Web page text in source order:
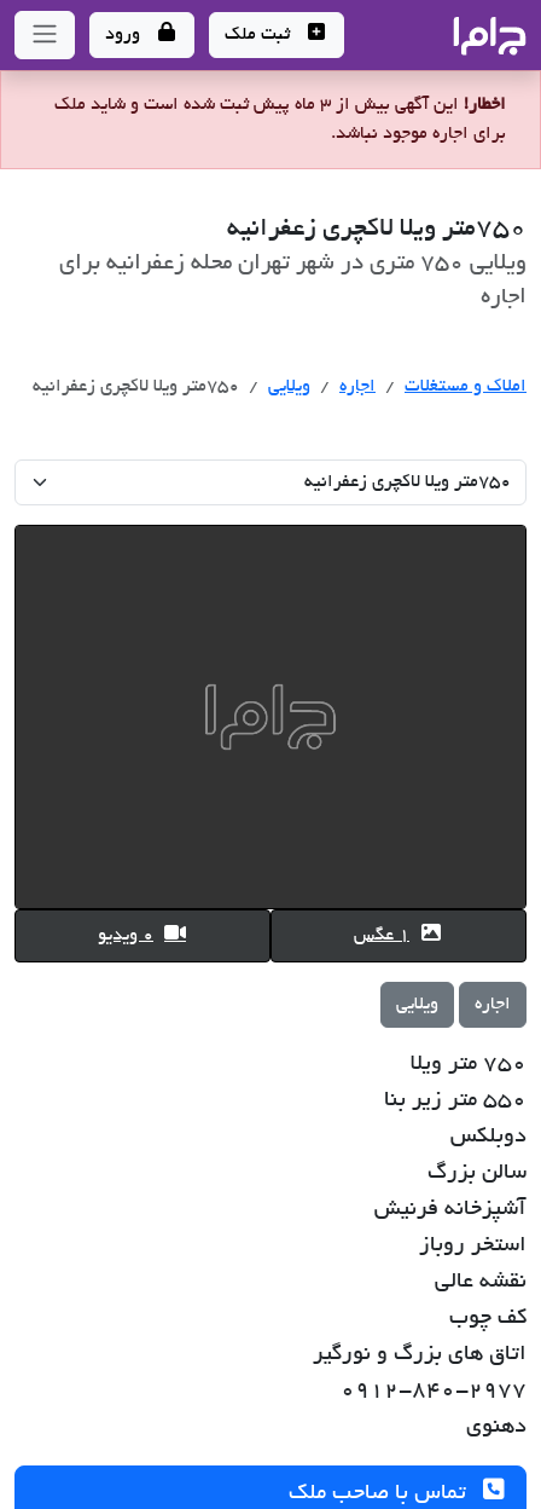
- سامانه جامع املاک و مشاورین املاک
ثبت ملک ورود
اخطار!
این آگهی بیش از 3 ماه پیش ثبت شده است و شاید ملک
برای اجاره موجود نباشد.
750متر ویلا لاکچری زعفرانیه
ویلایی 750 متری در شهر تهران محله زعفرانیه برای
اجاره
املاک و مستغلات اجاره اجاره
ویلایی 750متر ویلا لاکچری زعفرانیه
1 عگس 0 ویدیو
اجاره ویلایی
750 متر ویلا
550 متر زیر بنا
دوبلکس
سالن بزرگ
آشپزخانه فرنیش
استخر روباز
نقشه عالی
کف چوب
اتاق های بزرگ و نورگیر
0912-840-2977
دهنوی
تماس با صاحب ملک